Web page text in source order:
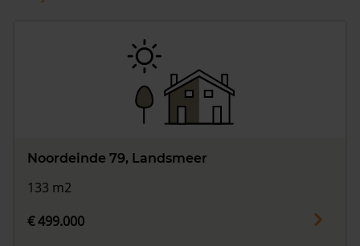
Noordeinde 79, Landsmeer
133 m2
€ 499.000